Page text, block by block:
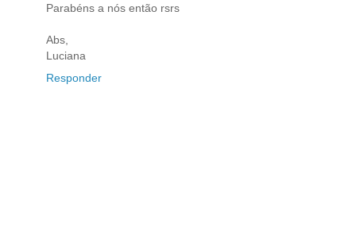
Parabéns a nós então rsrs
Abs,
Luciana
Responder